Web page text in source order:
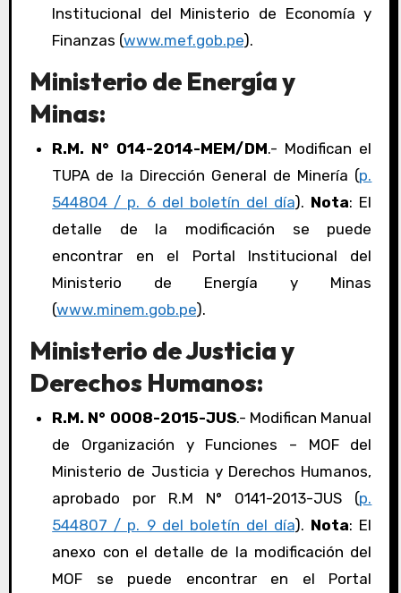
Institucional del Ministerio de Economía y
Finanzas (www.mef.gob.pe).
Ministerio de Energía y
Minas:
R.M. N° 014-2014-MEM/DM.- Modifican el
TUPA de la Dirección General de Minería (p.
544804 / p. 6 del boletín del día). Nota: El
detalle de la modificación se puede
encontrar en el Portal Institucional del
Ministerio de Energía y Minas
(www.minem.gob.pe).
Ministerio de Justicia y
Derechos Humanos:
R.M. N° 0008-2015-JUS.- Modifican Manual
de Organización y Funciones – MOF del
Ministerio de Justicia y Derechos Humanos,
aprobado por R.M N° 0141-2013-JUS (p.
544807 / p. 9 del boletín del día). Nota: El
anexo con el detalle de la modificación del
MOF se puede encontrar en el Portal